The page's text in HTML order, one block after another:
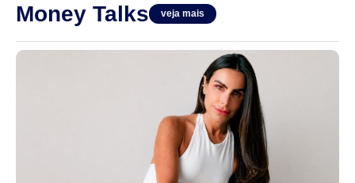
Money Talks veja mais